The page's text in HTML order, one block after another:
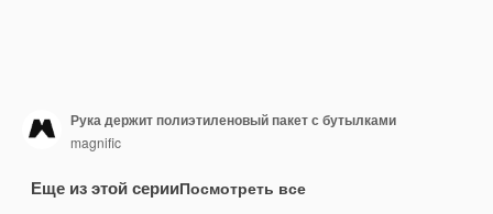
Рука держит полиэтиленовый пакет с бутылками
magnific
Еще из этой серииПосмотреть все